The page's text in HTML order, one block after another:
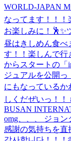
WORLD-JAPAN
なってます！！
お楽しみに！🕺✨
昼はきしめん食べ
す！！楽しんで行
からスタートの「
ジュアルを公開
にもなっている
しくだぜいっ！！
BUSAN
omg、、、 ジョ
感謝の気持ちを直